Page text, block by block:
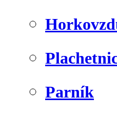
Parník